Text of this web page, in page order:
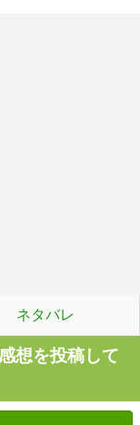
ネタバレ
想を投稿して